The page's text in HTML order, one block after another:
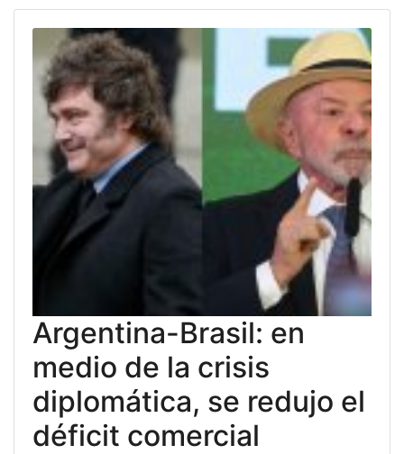
Argentina-Brasil: en
medio de la crisis
diplomática, se redujo el
déficit comercial